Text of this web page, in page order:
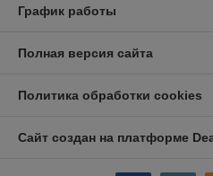
График работы
Полная версия сайта
Политика обработки cookies
Сайт создан на платформе